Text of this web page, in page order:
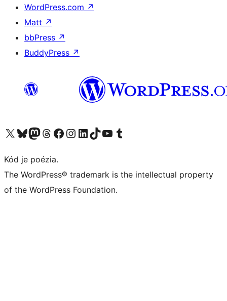
WordPress.com ↗
Matt ↗
bbPress ↗
BuddyPress ↗
Navštívte náš účet na X (predtým Twitter)
Navštívte náš účet na platforme Bluesky
Navštívte náš účet na Mastodone
Navštívte náš účet na platforme Threads
Navštívte našu stránku na Facebooku
Navštívte náš účet Instagram
Navštívte náš účet LinkedIn
Navštívte náš účet na platforme TikTok
Navštívte náš kanál YouTube
Navštívte náš účet na platforme Tumblr
Kód je poézia.
The WordPress® trademark is the intellectual property
of the WordPress Foundation.